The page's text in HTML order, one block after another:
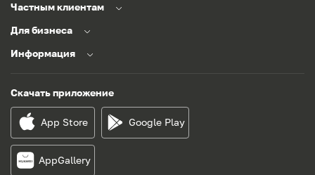
Частным клиентам
Для бизнеса
Информация
Скачать приложение
App Store Google Play
AppGallery